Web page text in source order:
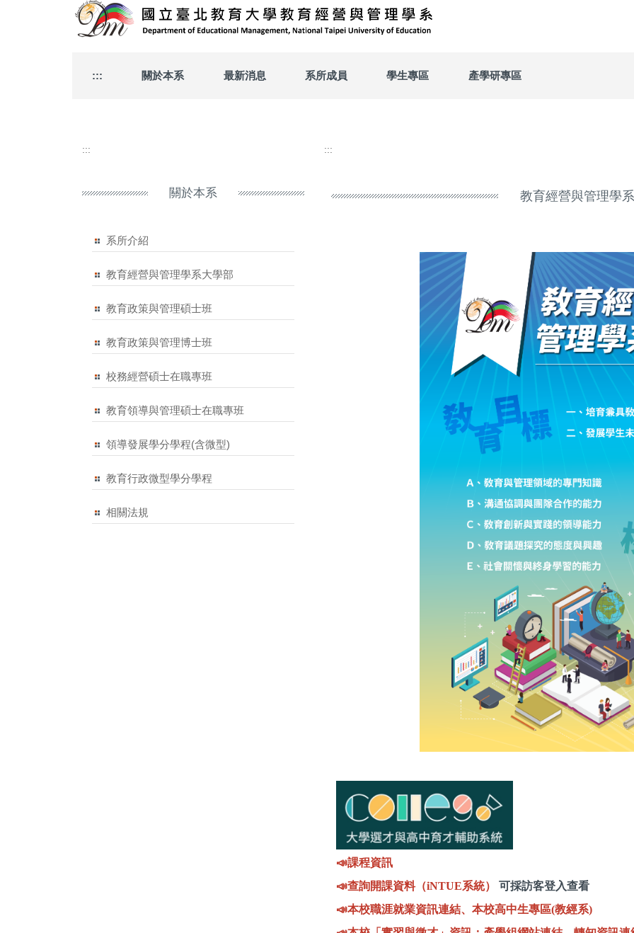
::: 關於本系 最新消息 系所成員 學生專區 產學研專區
:::
關於本系
系所介紹
教育經營與管理學系大學部
教育政策與管理碩士班
教育政策與管理博士班
校務經營碩士在職專班
教育領導與管理碩士在職專班
領導發展學分學程(含微型)
教育行政微型學分學程
相關法規
:::
教育經營與管理學
📣課程資訊
📣查詢開課資料（iNTUE系統）
可採訪客登入查看
📣本校職涯就業資訊連結、 本校高中生專區(教經系)